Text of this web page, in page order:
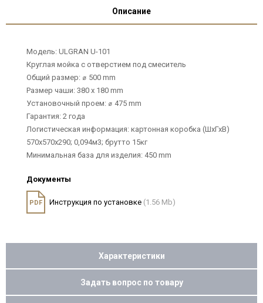
Описание
Модель: ULGRAN U-101
Круглая мойка с отверстием под смеситель
Общий размер: ⌀ 500 mm
Размер чаши: 380 х 180 mm
Установочный проем: ⌀ 475 mm
Гарантия: 2 года
Логистическая информация: картонная коробка (ШхГхВ)
570х570х290; 0,094м3; брутто 15кг
Минимальная база для изделия: 450 mm
Документы
PDF Инструкция по установке (1.56 Mb)
Характеристики
Задать вопрос по товару